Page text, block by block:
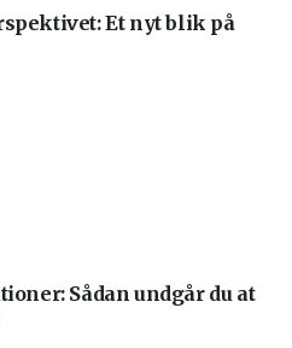
Et nyt blik på
Sådan undgår du at